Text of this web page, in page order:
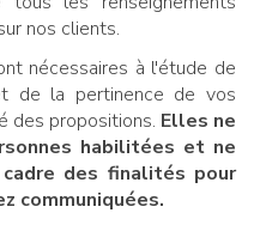
nos clients.
nécessaires à l'étude de
de la pertinence de vos
des propositions. Elles ne
habilitées et ne
des finalités pour
communiquées.